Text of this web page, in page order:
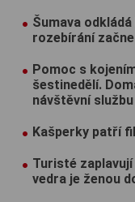
Šumava
rozebírání
Pomoc s
šestinedělí.
návštěvní
Kašperky patří
Turisté
vedra je ženou